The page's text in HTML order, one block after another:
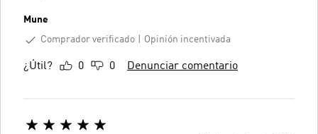
Mune
Comprador verificado
Opinión incentivada
¿Útil? 0 0 Denunciar comentario